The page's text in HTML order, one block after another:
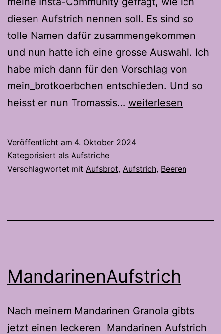
diesen Aufstrich nennen soll. Es sind so
tolle Namen dafür zusammengekommen
und nun hatte ich eine grosse Auswahl. Ich
habe mich dann für den Vorschlag von
mein_brotkoerbchen entschieden. Und so
heisst er nun Tromassis… Tromassis
Brombeeren
weiterlesen
Veröffentlicht am 4. Oktober 2024
Kategorisiert als Aufstriche
Verschlagwortet mit Aufsbrot, Aufstrich, Beeren
MandarinenAufstrich
Nach meinem Mandarinen Granola gibts
jetzt einen leckeren Mandarinen Aufstrich